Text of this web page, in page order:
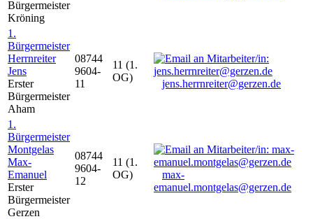
Bürgermeister
Kröning
1.
Bürgermeister
Herrnreiter
Jens
Erster
Bürgermeister
Aham
08744
9604-
11
11 (1.
OG)
jens.herrnreiter@gerzen.de
1.
Bürgermeister
Montgelas
Max-
Emanuel
Erster
Bürgermeister
Gerzen
08744
9604-
12
11 (1.
OG)
max-
emanuel.montgelas@gerzen.de